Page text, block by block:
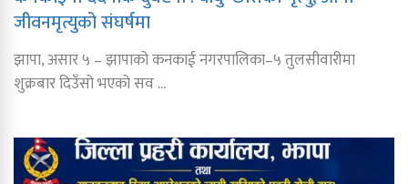
जीवनमृत्युको संघर्षमा
झापा, असार ५ – झापाको कनकाई नगरपालिका–५ तुलसीवारीमा
शुक्रबार दिउँसो भएको सव ...